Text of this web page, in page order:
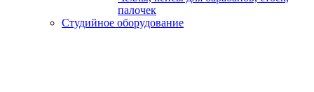
палочек
Студийное оборудование